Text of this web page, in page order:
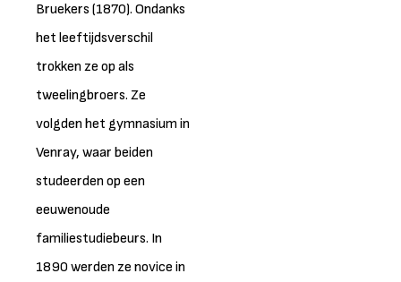
Bruekers (1870). Ondanks
het leeftijdsverschil
trokken ze op als
tweelingbroers. Ze
volgden het gymnasium in
Venray, waar beiden
studeerden op een
eeuwenoude
familiestudiebeurs. In
1890 werden ze novice in